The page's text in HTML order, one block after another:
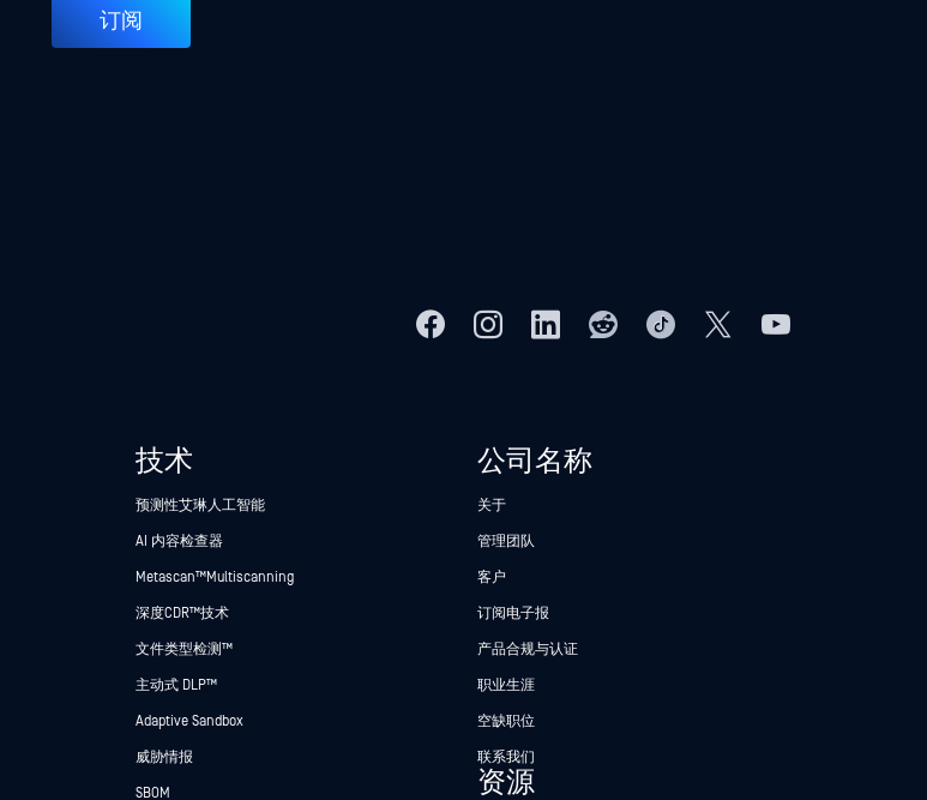
订阅
技术
预测性艾琳人工智能
AI 内容检查器
Metascan™ Multiscanning
深度CDR™技术
文件类型检测™
主动式 DLP™
Adaptive Sandbox
威胁情报
SBOM
公司名称
关于
管理团队
客户
订阅电子报
产品合规与认证
职业生涯
空缺职位
联系我们
资源